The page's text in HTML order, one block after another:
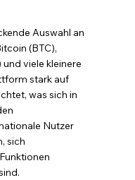
Auswahl an
(BTC),
und viele kleinere
stark auf
was sich in
Nutzer
sich